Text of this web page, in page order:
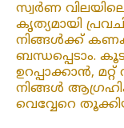
സ്വർണ
കൃത്യമായി
നിങ്ങൾക്ക്
ബന്ധപ്പെടാം.
ഉറപ്പാക്കാൻ,
നിങ്ങൾ
വെവ്വേറെ